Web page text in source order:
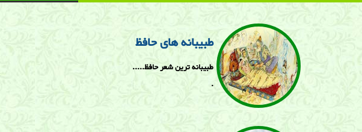
طبیبانه های حافظ
طبیبانه ترین شعر حافظ.....
.